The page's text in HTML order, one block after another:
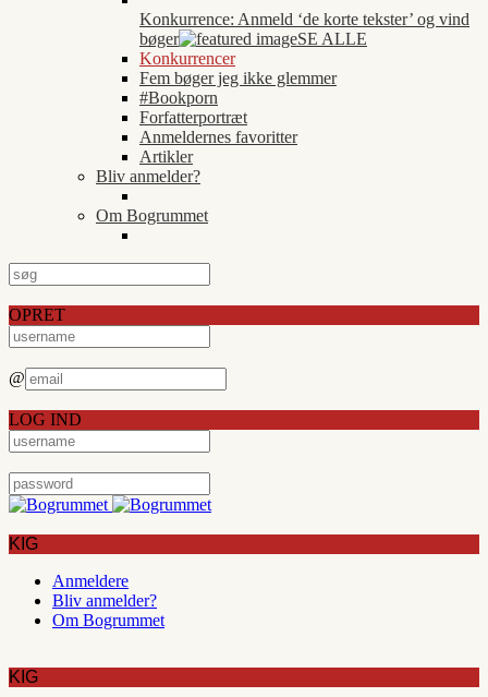
Konkurrence: Anmeld ‘de korte tekster’ og vind
bøger
SE ALLE
Konkurrencer
Fem bøger jeg ikke glemmer
#Bookporn
Forfatterportræt
Anmeldernes favoritter
Artikler
Bliv anmelder?
Om Bogrummet
OPRET
@
LOG IND
KIG
Anmeldere
Bliv anmelder?
Om Bogrummet
KIG